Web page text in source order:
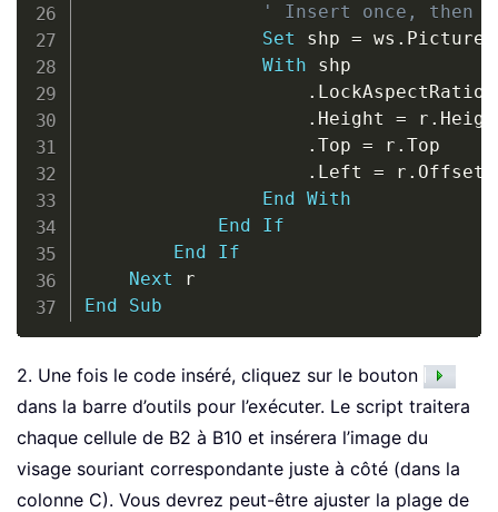
' Insert once, then
Set shp = ws . Pictures
With shp
. LockAspectRatio
. Height = r .
. Top = r . Top
. Left = r . Offset
End With
End
If
End
If
Next
End
Sub
2. Une fois le code inséré, cliquez sur le bouton
dans la barre d’outils pour l’exécuter. Le script traitera
chaque cellule de B2 à B10 et insérera l’image du
visage souriant correspondante juste à côté (dans la
colonne C). Vous devrez peut-être ajuster la plage de